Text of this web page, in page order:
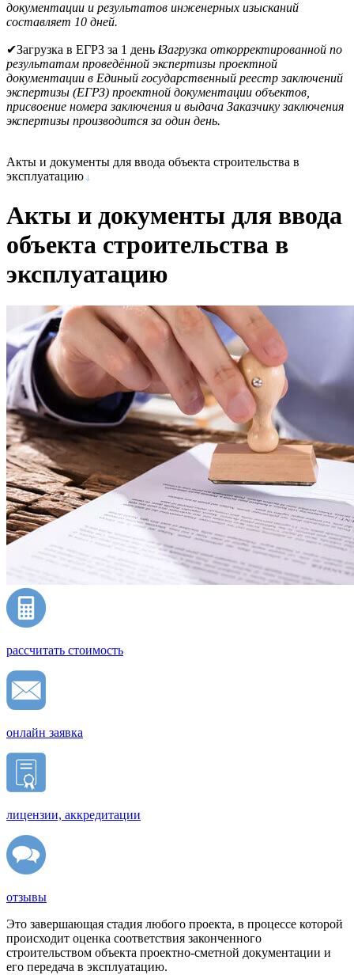
документации и результатов инженерных изысканий
составляет 10 дней.
✔Загрузка в ЕГРЗ за 1 день iЗагрузка откорректированной по
результатам проведённой экспертизы проектной
документации в Единый государственный реестр заключений
экспертизы (ЕГРЗ) проектной документации объектов,
присвоение номера заключения и выдача Заказчику заключения
экспертизы производится за один день.
Акты и документы для ввода объекта строительства в
эксплуатацию
Акты и документы для ввода
объекта строительства в
эксплуатацию
рассчитать стоимость
онлайн заявка
лицензии, аккредитации
отзывы
Это завершающая стадия любого проекта, в процессе которой
происходит оценка соответствия законченного
строительством объекта проектно-сметной документации и
его передача в эксплуатацию.